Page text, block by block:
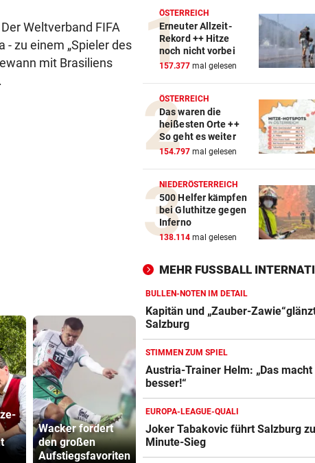
Weltverband FIFA
- zu einem „Spieler des
mit Brasiliens
Wacker fordert
den großen
Aufstiegsfavoriten
„Ich brenne fürs
Eishockey, wie mit
16!“
Anwalt:
begegnet“
ÖSTERREICH
Erneuter Allzeit-
Rekord ++ Hitze
noch nicht vorbei
157.377 mal gelesen
ÖSTERREICH
Das waren die
heißesten Orte ++
So geht es weiter
154.797 mal gelesen
NIEDERÖSTERREICH
500 Helfer kämpfen
bei Gluthitze gegen
Inferno
138.114 mal gelesen
MEHR FUSSBALL
BULLEN-NOTEN IM DETAIL
Kapitän und „Zauber-
Salzburg
STIMMEN ZUM SPIEL
Austria-Trainer Helm: „Das macht
besser!“
EUROPA-LEAGUE-QUALI
Joker Tabakovic führt Salzburg
Minute-Sieg